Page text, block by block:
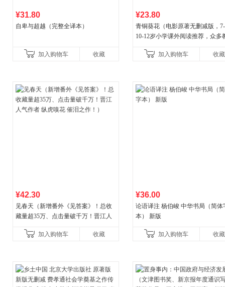
¥31.80
自卑与超越（完整全译本）
加入购物车 收藏
¥23.80
青铜葵花（电影原著无删减版，
10-12岁小学课外阅读推荐，众多
加入购物车
收藏
¥42.30
见春天（新增番外《见答案》！总收
藏量超35万、点击量破千万！晋江人
加入购物车
收藏
¥36.00
论语译注 杨伯峻 中华书局（简体
本） 新版
加入购物车 收藏